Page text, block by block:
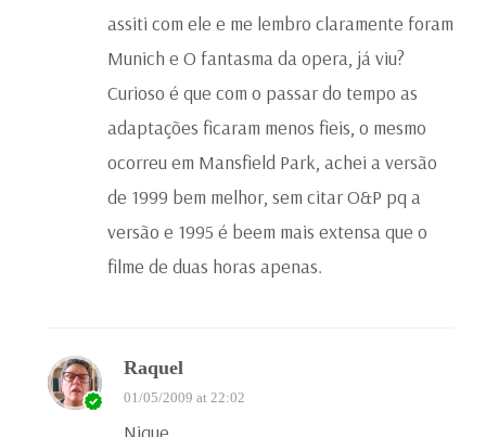
assiti com ele e me lembro claramente foram
Munich e O fantasma da opera, já viu?
Curioso é que com o passar do tempo as
adaptações ficaram menos fieis, o mesmo
ocorreu em Mansfield Park, achei a versão
de 1999 bem melhor, sem citar O&P pq a
versão e 1995 é beem mais extensa que o
filme de duas horas apenas.
Raquel
01/05/2009 at 22:02
Nique,